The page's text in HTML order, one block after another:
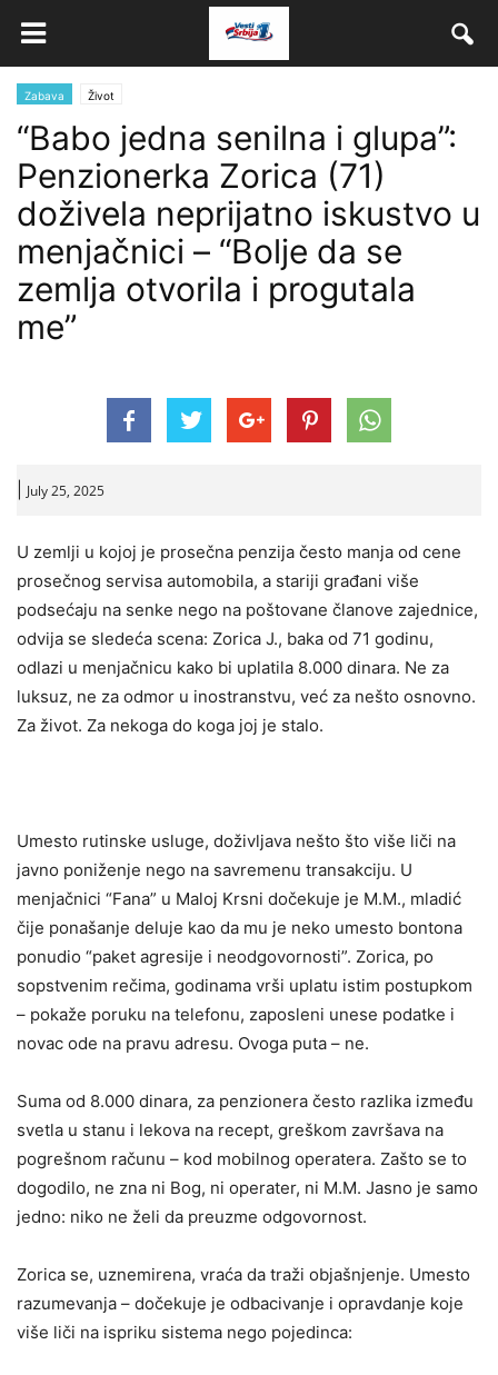
Zabava Život
“Babo jedna senilna i glupa”:
Penzionerka Zorica (71)
doživela neprijatno iskustvo u
menjačnici – “Bolje da se
zemlja otvorila i progutala
me”
July 25, 2025
U zemlji u kojoj je prosečna penzija često manja od cene
prosečnog servisa automobila, a stariji građani više
podsećaju na senke nego na poštovane članove zajednice,
odvija se sledeća scena: Zorica J., baka od 71 godinu,
odlazi u menjačnicu kako bi uplatila 8.000 dinara. Ne za
luksuz, ne za odmor u inostranstvu, već za nešto osnovno.
Za život. Za nekoga do koga joj je stalo.
Umesto rutinske usluge, doživljava nešto što više liči na
javno poniženje nego na savremenu transakciju. U
menjačnici “Fana” u Maloj Krsni dočekuje je M.M., mladić
čije ponašanje deluje kao da mu je neko umesto bontona
ponudio “paket agresije i neodgovornosti”. Zorica, po
sopstvenim rečima, godinama vrši uplatu istim postupkom
– pokaže poruku na telefonu, zaposleni unese podatke i
novac ode na pravu adresu. Ovoga puta – ne.
Suma od 8.000 dinara, za penzionera često razlika između
svetla u stanu i lekova na recept, greškom završava na
pogrešnom računu – kod mobilnog operatera. Zašto se to
dogodilo, ne zna ni Bog, ni operater, ni M.M. Jasno je samo
jedno: niko ne želi da preuzme odgovornost.
Zorica se, uznemirena, vraća da traži objašnjenje. Umesto
razumevanja – dočekuje je odbacivanje i opravdanje koje
više liči na ispriku sistema nego pojedinca: